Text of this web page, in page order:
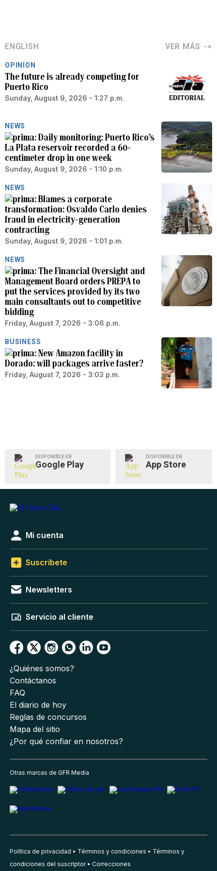
ENGLISH VER MÁS
OPINION
The future is already competing for
Puerto Rico
Sunday, August 9, 2026 - 1:27 p.m.
NEWS
Daily monitoring: Puerto Rico’s
La Plata reservoir recorded a 60-
centimeter drop in one week
Sunday, August 9, 2026 - 1:10 p.m.
NEWS
Blames a corporate
transformation: Osvaldo Carlo denies
fraud in electricity-generation
contracting
Sunday, August 9, 2026 - 1:01 p.m.
NEWS
The Financial Oversight and
Management Board orders PREPA to
put the services provided by its two
main consultants out to competitive
bidding
Friday, August 7, 2026 - 3:06 p.m.
BUSINESS
New Amazon facility in
Dorado: will packages arrive faster?
Friday, August 7, 2026 - 3:03 p.m.
DISPONIBLE EN
Google Play
DISPONIBLE EN
App Store
Mi cuenta
Suscríbete
Newsletters
Servicio al cliente
¿Quiénes somos?
Contáctanos
FAQ
El diario de hoy
Reglas de concursos
Mapa del sitio
¿Por qué confiar en nosotros?
Otras marcas de GFR Media
Política de privacidad Términos y condiciones
Términos y
condiciones del suscriptor
Correcciones